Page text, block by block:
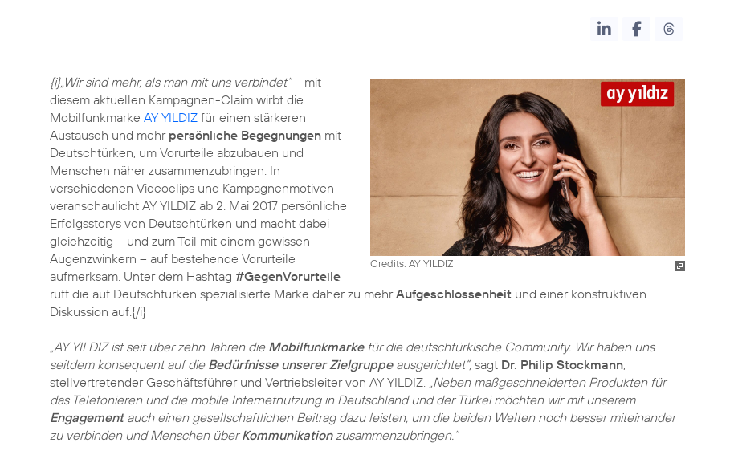
Credits: AY YILDIZ
{i}„Wir sind mehr, als man mit uns verbindet“– mit
diesem aktuellen Kampagnen-Claim wirbt die
Mobilfunkmarke AY YILDIZ für einen stärkeren
Austausch und mehr persönliche Begegnungen mit
Deutschtürken, um Vorurteile abzubauen und
Menschen näher zusammenzubringen. In
verschiedenen Videoclips und Kampagnenmotiven
veranschaulicht AY YILDIZ ab 2. Mai 2017 persönliche
Erfolgsstorys von Deutschtürken und macht dabei
gleichzeitig – und zum Teil mit einem gewissen
Augenzwinkern – auf bestehende Vorurteile
aufmerksam. Unter dem Hashtag #GegenVorurteile
ruft die auf Deutschtürken spezialisierte Marke daher zu mehrAufgeschlossenheit und einer konstruktiven
Diskussion auf.{/i}
„AY YILDIZ ist seit über zehn Jahren die Mobilfunkmarkefür die deutschtürkische Community. Wir haben uns
seitdem konsequent auf die Bedürfnisse unserer Zielgruppeausgerichtet“, sagt Dr. Philip Stockmann,
stellvertretender Geschäftsführer und Vertriebsleiter von AY YILDIZ. „Neben maßgeschneiderten Produkten für
das Telefonieren und die mobile Internetnutzung in Deutschland und der Türkei möchten wir mit unserem
Engagementauch einen gesellschaftlichen Beitrag dazu leisten, um die beiden Welten noch besser miteinander
zu verbinden und Menschen überKommunikationzusammenzubringen.“